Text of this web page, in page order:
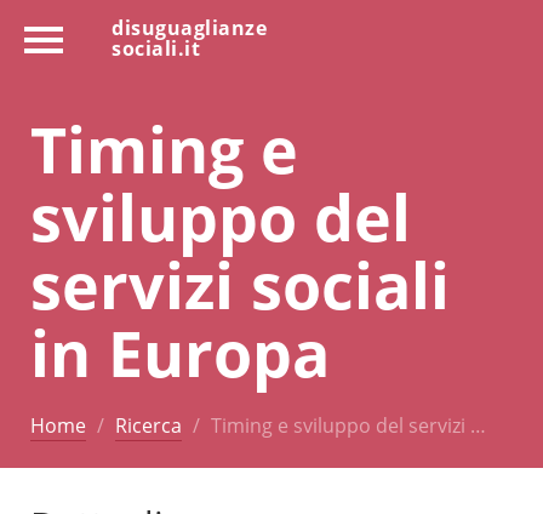
disuguaglianze
sociali.it
Timing e
sviluppo del
servizi sociali
in Europa
Home Ricerca Timing e sviluppo del servizi …